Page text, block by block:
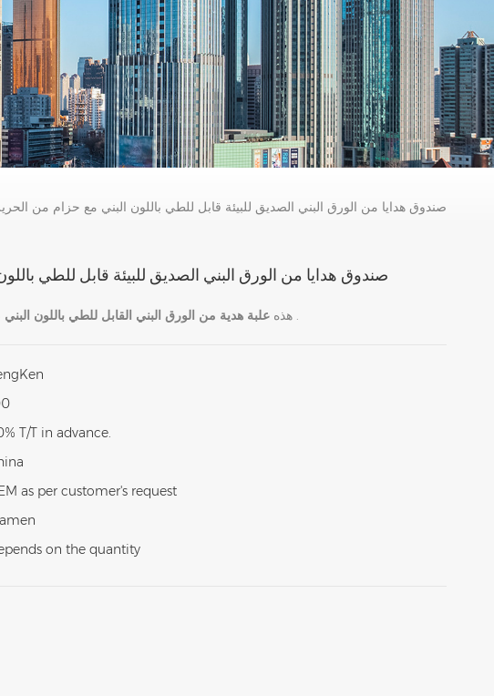
صندوق هدايا من الورق البني الصديق للبيئة قابل للطي باللون البني مع حزام من
صندوق هدايا من الورق البني الصديق للبيئة قابل للطي
هذه علبة هدية من الورق البني القابل للطي باللون البني صديقة للبيئة وقابلة لإعادة التدوير .
T/T in advance.
as per customer's request
on the quantity